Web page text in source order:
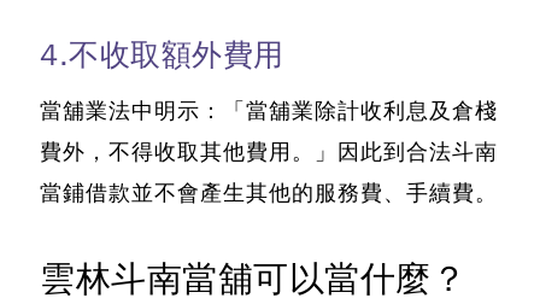
4.不收取額外費用
當舖業法中明示：「當舖業除計收利息及倉棧
費外，不得收取其他費用。」因此到合法斗南
當鋪借款並不會產生其他的服務費、手續費。
雲林斗南當舖可以當什麼？